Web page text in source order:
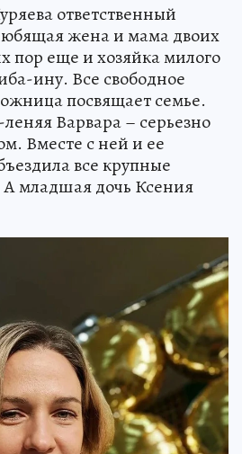
ответственный
жена и мама двоих
пор еще и хозяйка милого
ину. Все свободное
посвящает семье.
Варвара – серьезно
Вместе с ней и ее
все крупные
А младшая дочь Ксения